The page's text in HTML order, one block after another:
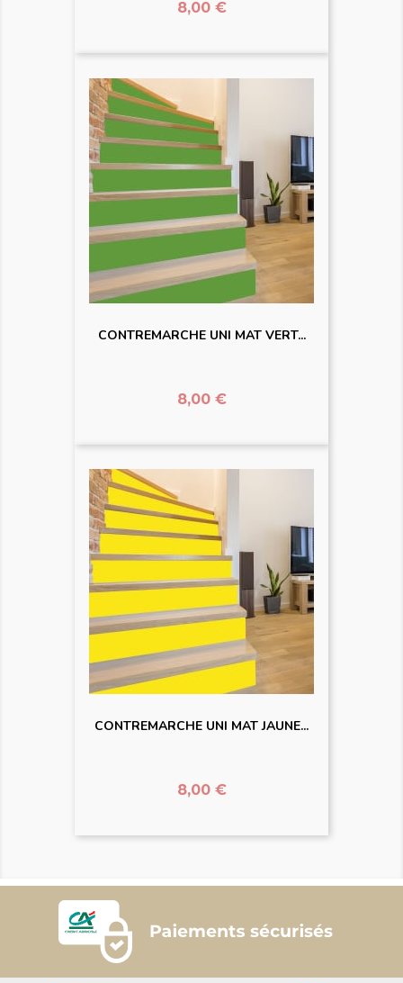
Prix
8,00 €
CONTREMARCHE UNI MAT VERT...
Prix
8,00 €
CONTREMARCHE UNI MAT JAUNE...
Prix
8,00 €